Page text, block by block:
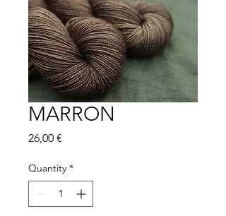
MARRON
26,00 €
Quantity *